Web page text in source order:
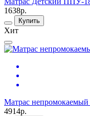
1638р.
Купить
Хит
Матрас непромокаемый
4914р.